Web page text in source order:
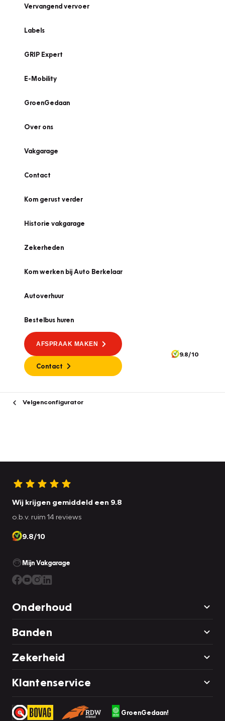
Vervangend vervoer
Labels
GRIP Expert
E-Mobility
GroenGedaan
Over ons
Vakgarage
Contact
Kom gerust verder
Historie vakgarage
Zekerheden
Kom werken bij Auto Berkelaar
Autoverhuur
Bestelbus huren
AFSPRAAK MAKEN
Contact
9.8/10
Velgenconfigurator
Wij krijgen gemiddeld een 9.8
o.b.v. ruim 14 reviews
9.8/10
Mijn Vakgarage
Onderhoud
Banden
Zekerheid
Klantenservice
GroenGedaan!